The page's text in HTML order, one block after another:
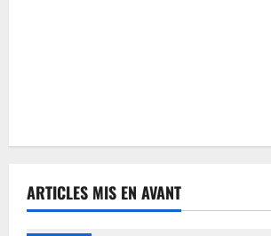
ARTICLES MIS EN AVANT